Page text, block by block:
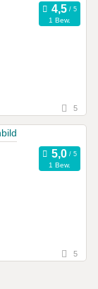
1 Bew.
5
1 Bew.
5